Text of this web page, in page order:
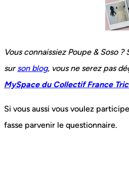
Vous connaissiez Poupe & Soso
surson blog, vous ne serez pas
MySpace du Collectif France
Si vous aussi vous voulez
fasse parvenir le questionnaire.